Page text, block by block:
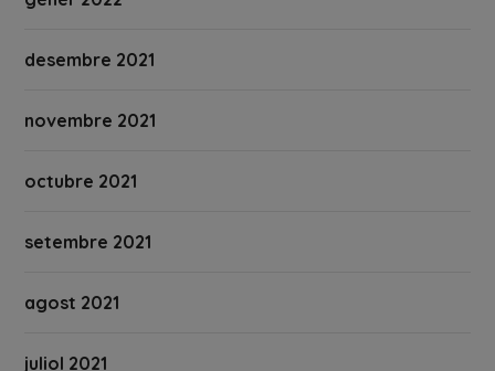
desembre 2021
novembre 2021
octubre 2021
setembre 2021
agost 2021
juliol 2021